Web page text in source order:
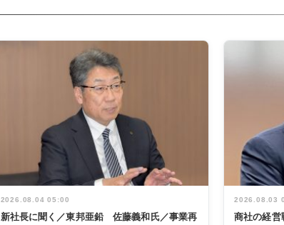
2026.08.04 05:00
新社長に聞く／東邦亜鉛 佐藤義和氏／事業再
2026.08.03
商社の経